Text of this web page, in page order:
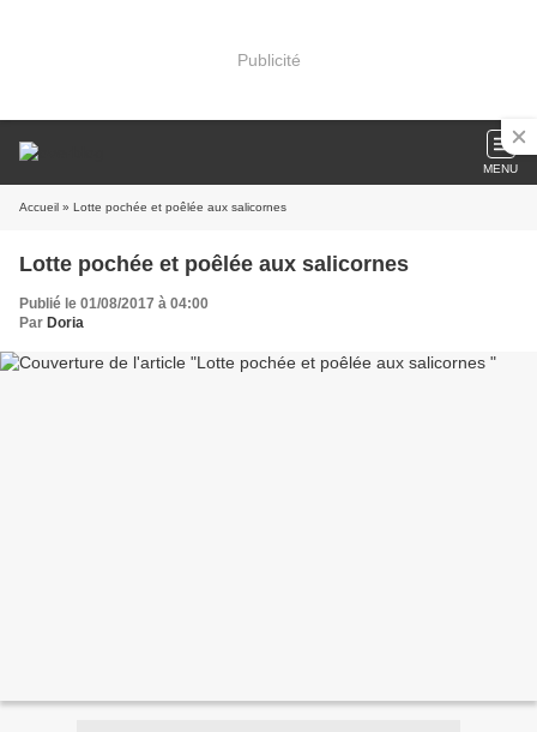
Publicité
MENU
Accueil » Lotte pochée et poêlée aux salicornes
Lotte pochée et poêlée aux salicornes
Publié le 01/08/2017 à 04:00
Par Doria